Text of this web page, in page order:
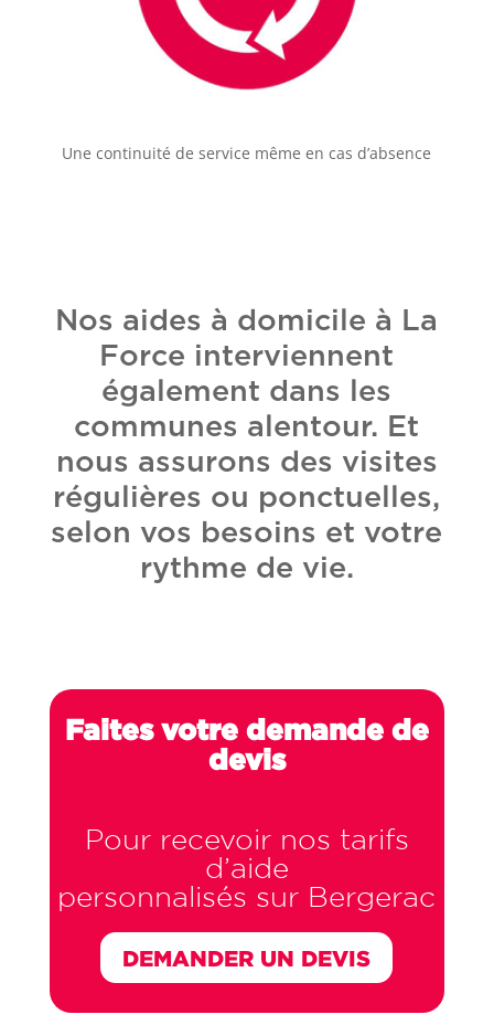
Une continuité de service même en cas d’absence
Nos aides à domicile à La
Force interviennent
également dans les
communes alentour. Et
nous assurons des visites
régulières ou ponctuelles,
selon vos besoins et votre
rythme de vie.
Faites votre demande de
devis
Pour recevoir nos tarifs
d’aide
personnalisés sur Bergerac
DEMANDER UN DEVIS